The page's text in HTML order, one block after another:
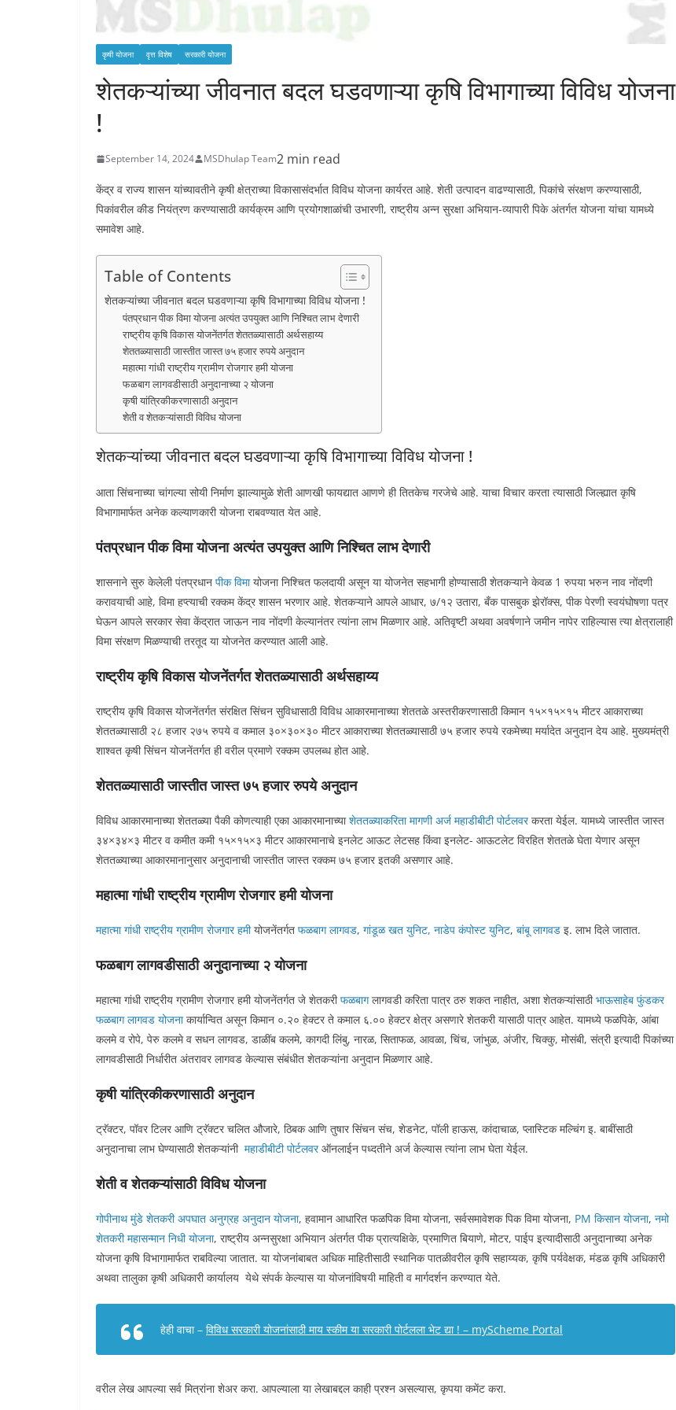
कृषी योजना वृत्त विशेष सरकारी योजना
शेतकऱ्यांच्या जीवनात बदल घडवणाऱ्या कृषि विभागाच्या विविध योजना
!
September 14, 2024 MSDhulap Team2 min read
केंद्र व राज्य शासन यांच्यावतीने कृषी क्षेत्राच्या विकासासंदर्भात विविध योजना कार्यरत आहे. शेती उत्पादन वाढण्यासाठी, पिकांचे संरक्षण करण्यासाठी,
पिकांवरील कीड नियंत्रण करण्यासाठी कार्यक्रम आणि प्रयोगशाळांची उभारणी, राष्ट्रीय अन्न सुरक्षा अभियान-व्यापारी पिके अंतर्गत योजना यांचा यामध्ये
समावेश आहे.
Table of Contents
शेतकऱ्यांच्या जीवनात बदल घडवणाऱ्या कृषि विभागाच्या विविध योजना !
पंतप्रधान पीक विमा योजना अत्यंत उपयुक्त आणि निश्चित लाभ देणारी
राष्ट्रीय कृषि विकास योजनेंतर्गत शेततळ्यासाठी अर्थसहाय्य
शेततळ्यासाठी जास्तीत जास्त ७५ हजार रुपये अनुदान
महात्मा गांधी राष्ट्रीय ग्रामीण रोजगार हमी योजना
फळबाग लागवडीसाठी अनुदानाच्या २ योजना
कृषी यांत्रिकीकरणासाठी अनुदान
शेती व शेतकऱ्यांसाठी विविध योजना
शेतकऱ्यांच्या जीवनात बदल घडवणाऱ्या कृषि विभागाच्या विविध योजना !
आता सिंचनाच्या चांगल्या सोयी निर्माण झाल्यामुळे शेती आणखी फायद्यात आणणे ही तितकेच गरजेचे आहे. याचा विचार करता त्यासाठी जिल्ह्यात कृषि
विभागामार्फत अनेक कल्याणकारी योजना राबवण्यात येत आहे.
पंतप्रधान पीक विमा योजना अत्यंत उपयुक्त आणि निश्चित लाभ देणारी
शासनाने सुरु केलेली पंतप्रधान पीक विमायोजना निश्चित फलदायी असून या योजनेत सहभागी होण्यासाठी शेतकऱ्याने केवळ 1 रुपया भरुन नाव नोंदणी
करावयाची आहे, विमा हप्त्याची रक्कम केंद्र शासन भरणार आहे. शेतकऱ्याने आपले आधार, ७/१२ उतारा, बँक पासबुक झेरॉक्स, पीक पेरणी स्वयंघोषणा पत्र
घेऊन आपले सरकार सेवा केंद्रात जाऊन नाव नोंदणी केल्यानंतर त्यांना लाभ मिळणार आहे. अतिवृष्टी अथवा अवर्षणाने जमीन नापेर राहिल्यास त्या क्षेत्रालाही
विमा संरक्षण मिळण्याची तरतूद या योजनेत करण्यात आली आहे.
राष्ट्रीय कृषि विकास योजनेंतर्गत शेततळ्यासाठी अर्थसहाय्य
राष्ट्रीय कृषि विकास योजनेंतर्गत संरक्षित सिंचन सुविधासाठी विविध आकारमानाच्या शेततळे अस्तरीकरणासाठी किमान १५×१५×१५ मीटर आकाराच्या
शेततळ्यासाठी २८ हजार २७५ रुपये व कमाल ३०×३०×३० मीटर आकाराच्या शेततळ्यासाठी ७५ हजार रुपये रकमेच्या मर्यादेत अनुदान देय आहे. मुख्यमंत्री
शाश्वत कृषी सिंचन योजनेंतर्गत ही वरील प्रमाणे रक्कम उपलब्ध होत आहे.
शेततळ्यासाठी जास्तीत जास्त ७५ हजार रुपये अनुदान
विविध आकारमानाच्या शेततळ्या पैकी कोणत्याही एका आकारमानाच्याशेततळ्याकरिता मागणी अर्ज महाडीबीटी पोर्टलवरकरता येईल. यामध्ये जास्तीत जास्त
३४×३४×३ मीटर व कमीत कमी १५×१५×३ मीटर आकारमानाचे इनलेट आऊट लेटसह किंवा इनलेट- आऊटलेट विरहित शेततळे घेता येणार असून
शेततळ्याच्या आकारमानानुसार अनुदानाची जास्तीत जास्त रक्कम ७५ हजार इतकी असणार आहे.
महात्मा गांधी राष्ट्रीय ग्रामीण रोजगार हमी योजना
महात्मा गांधी राष्ट्रीय ग्रामीण रोजगार हमीयोजनेंतर्गत फळबाग लागवड, गांडूळ खत युनिट, नाडेप कंपोस्ट युनिट, बांबू लागवड इ. लाभ दिले जातात.
फळबाग लागवडीसाठी अनुदानाच्या २ योजना
महात्मा गांधी राष्ट्रीय ग्रामीण रोजगार हमी योजनेंतर्गत जे शेतकरीफळबागलागवडी करिता पात्र ठरु शकत नाहीत, अशा शेतकऱ्यांसाठीभाऊसाहेब फुंडकर
फळबाग लागवड योजनाकार्यान्वित असून किमान ०.२० हेक्टर ते कमाल ६.०० हेक्टर क्षेत्र असणारे शेतकरी यासाठी पात्र आहेत. यामध्ये फळपिके, आंबा
कलमे व रोपे, पेरु कलमे व सधन लागवड, डाळींब कलमे, कागदी लिंबु, नारळ, सिताफळ, आवळा, चिंच, जांभुळ, अंजीर, चिक्कु, मोसंबी, संत्री इत्यादी पिकांच्या
लागवडीसाठी निर्धारीत अंतरावर लागवड केल्यास संबंधीत शेतकऱ्यांना अनुदान मिळणार आहे.
कृषी यांत्रिकीकरणासाठी अनुदान
ट्रॅक्टर, पॉवर टिलर आणि ट्रॅक्टर चलित औजारे, ठिबक आणि तुषार सिंचन संच, शेडनेट, पॉली हाऊस, कांदाचाळ, प्लास्टिक मल्चिंग इ. बाबींसाठी
अनुदानाचा लाभ घेण्यासाठी शेतकऱ्यांनी महाडीबीटी पोर्टलवरऑनलाईन पध्दतीने अर्ज केल्यास त्यांना लाभ घेता येईल.
शेती व शेतकऱ्यांसाठी विविध योजना
गोपीनाथ मुंडे शेतकरी अपघात अनुग्रह अनुदान योजना, हवामान आधारित फळपिक विमा योजना, सर्वसमावेशक पिक विमा योजना, PM किसान योजना, नमो
शेतकरी महासन्मान निधी योजना, राष्ट्रीय अन्नसुरक्षा अभियान अंतर्गत पीक प्रात्यक्षिके, प्रमाणित बियाणे, मोटर, पाईप इत्यादीसाठी अनुदानाच्या अनेक
योजना कृषि विभागामार्फत राबविल्या जातात. या योजनांबाबत अधिक माहितीसाठी स्थानिक पातळीवरील कृषि सहाय्यक, कृषि पर्यवेक्षक, मंडळ कृषि अधिकारी
अथवा तालुका कृषी अधिकारी कार्यालय येथे संपर्क केल्यास या योजनांविषयी माहिती व मार्गदर्शन करण्यात येते.
हेही वाचा – विविध सरकारी योजनांसाठी माय स्कीम या सरकारी पोर्टलला भेट द्या ! – myScheme Portal
वरील लेख आपल्या सर्व मित्रांना शेअर करा. आपल्याला या लेखाबद्दल काही प्रश्न असल्यास, कृपया कमेंट करा.